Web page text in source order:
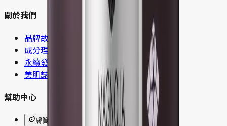
關於我們
品牌故事
成分理念
永續發展
美肌誌
幫助中心
膚質測驗